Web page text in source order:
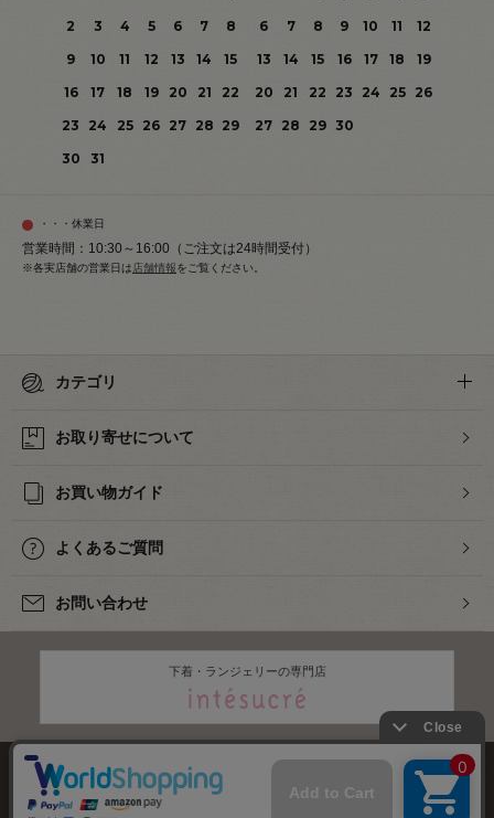
2
3 4 5 6 7
8
9
10 11 12 13 14
15
16
17 18 19 20 21
22
23
24 25 26 27 28 29
30
31
6
7 8 9 10 11
12
13
14 15 16 17 18
19
20
21 22 23 24 25
26
27 28 29 30
・・・休業日
営業時間：10:30～16:00（ご注文は24時間受付）
※各実店舗の営業日は 店舗情報をご覧ください。
カテゴリ
お取り寄せについて
お買い物ガイド
よくあるご質問
お問い合わせ
下着・ランジェリーの専門店
株式会社オカダヤ